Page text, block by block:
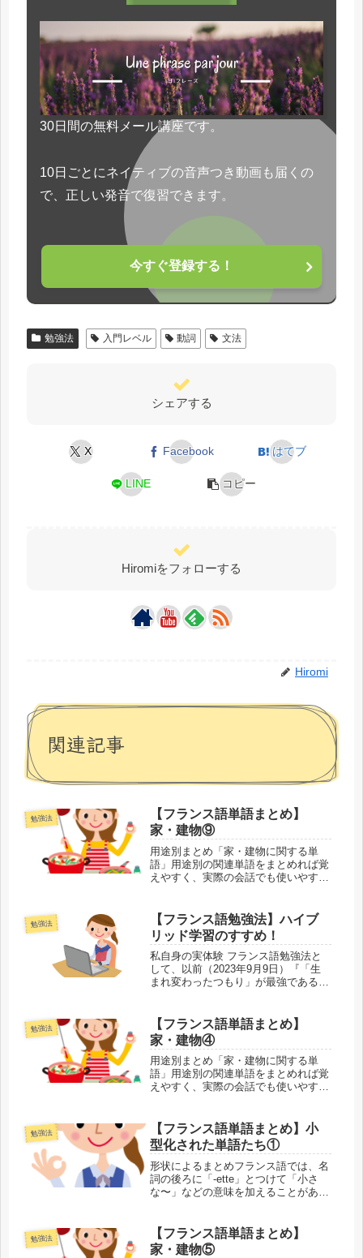
30日間の無料メール講座です。
10日ごとにネイティブの音声つき動画も届くの
で、正しい発音で復習できます。
今すぐ登録する！
勉強法 入門レベル 動詞 文法
シェアする
X Facebook はてブ
LINE コピー
Hiromiをフォローする
Hiromi
関連記事
勉強法
【フランス語単語まとめ】
家・建物⑨
用途別まとめ「家・建物に関する単
語」用途別の関連単語をまとめれば覚
えやすく、実際の会話でも使いやすく
について扱います。家や建物など家や
建物の単語を挙げます。間違えやすい
ので...
勉強法
【フランス語勉強法】ハイブ
リッド学習のすすめ！
私自身の実体験 フランス語勉強法と
して、以前（2023年9月9日）『「生
まれ変わったつもり」が最強である理
を身につけ、フランスで事務職・教員
として働き、また、さまざまな活動...
勉強法
【フランス語単語まとめ】
家・建物④
用途別まとめ「家・建物に関する単
語」用途別の関連単語をまとめれば覚
えやすく、実際の会話でも使いやすく
置く場所について扱います。固定され
ている場所フランス語には本当にいろ
いろ...
勉強法
【フランス語単語まとめ】小
型化された単語たち①
形状によるまとめフランス語では、名
詞の後ろに「-ette」とつけて「小さ
な〜」などの意味を加えることがあり
たなモノの名前になったり、種類を表
すようになったりしています。語源...
勉強法
【フランス語単語まとめ】
家・建物⑤